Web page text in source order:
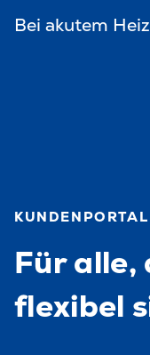
Bei akutem
KUNDENPORTAL
Für alle,
flexibel